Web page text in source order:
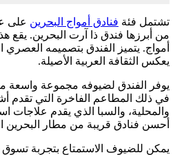
تشتمل فئة فنادق أمواج البحرين على
من أبرزها فندق ذا آرت البحرين. يقع
أمواج. يتميز الفندق بتصميمه العصري
يعكس الثقافة العربية الأصيلة.
يوفر الفندق لضيوفه مجموعة واسعة
في ذلك المطاعم الفاخرة التي تقدم
والمحلية، والسبا الذي يقدم علاجات
أحسن فنادق قريبة من مطار البحرين
يمكن للضيوف الاستمتاع بتجربة تسوق